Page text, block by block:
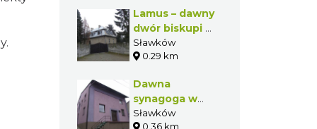
Lamus – dawny
dwór biskupi w
Sławkowie
Sławków
0.29 km
Dawna
synagoga w
Sławkowie
Sławków
0.36 km